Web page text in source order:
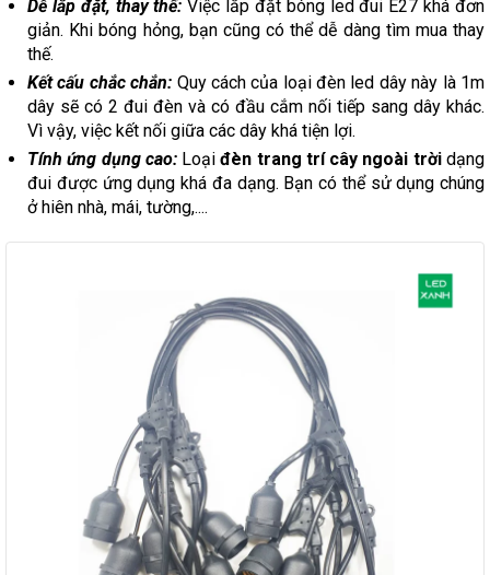
Dễ lắp đặt, thay thế: Việc lắp đặt bóng led đui E27 khá đơn
giản. Khi bóng hỏng, bạn cũng có thể dễ dàng tìm mua thay
thế.
Kết cấu chắc chắn: Quy cách của loại đèn led dây này là 1m
dây sẽ có 2 đui đèn và có đầu cắm nối tiếp sang dây khác.
Vì vậy, việc kết nối giữa các dây khá tiện lợi.
Tính ứng dụng cao:Loạiđèn trang trí cây ngoài trờidạng
đui được ứng dụng khá đa dạng. Bạn có thể sử dụng chúng
ở hiên nhà, mái, tường,....